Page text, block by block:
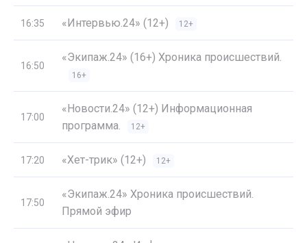
16:35 «Интервью.24» (12+) 12+
16:50
«Экипаж.24» (16+) Хроника происшествий.
16+
17:00
«Новости.24» (12+) Информационная
программа.
12+
17:20 «Хет-трик» (12+) 12+
17:50
«Экипаж.24» Хроника происшествий.
Прямой эфир